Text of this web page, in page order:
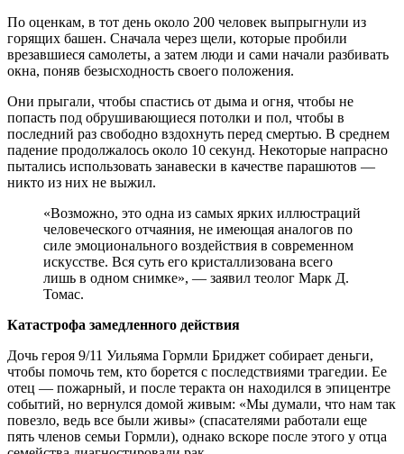
По оценкам, в тот день около 200 человек выпрыгнули из
горящих башен. Сначала через щели, которые пробили
врезавшиеся самолеты, а затем люди и сами начали разбивать
окна, поняв безысходность своего положения.
Они прыгали, чтобы спастись от дыма и огня, чтобы не
попасть под обрушивающиеся потолки и пол, чтобы в
последний раз свободно вздохнуть перед смертью. В среднем
падение продолжалось около 10 секунд. Некоторые напрасно
пытались использовать занавески в качестве парашютов —
никто из них не выжил.
«Возможно, это одна из самых ярких иллюстраций
человеческого отчаяния, не имеющая аналогов по
силе эмоционального воздействия в современном
искусстве. Вся суть его кристаллизована всего
лишь в одном снимке», — заявил теолог Марк Д.
Томас.
Катастрофа замедленного действия
Дочь героя 9/11 Уильяма Гормли Бриджет собирает деньги,
чтобы помочь тем, кто борется с последствиями трагедии. Ее
отец — пожарный, и после теракта он находился в эпицентре
событий, но вернулся домой живым: «Мы думали, что нам так
повезло, ведь все были живы» (спасателями работали еще
пять членов семьи Гормли), однако вскоре после этого у отца